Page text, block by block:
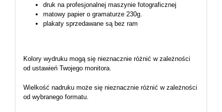
druk na profesjonalnej maszynie fotograficznej
matowy papier o gramaturze 230g.
plakaty sprzedawane są bez ram
Kolory wydruku mogą się nieznacznie różnić w zależności
od ustawień Twojego monitora.
Wielkość nadruku może się nieznacznie różnić w zależności
od wybranego formatu.